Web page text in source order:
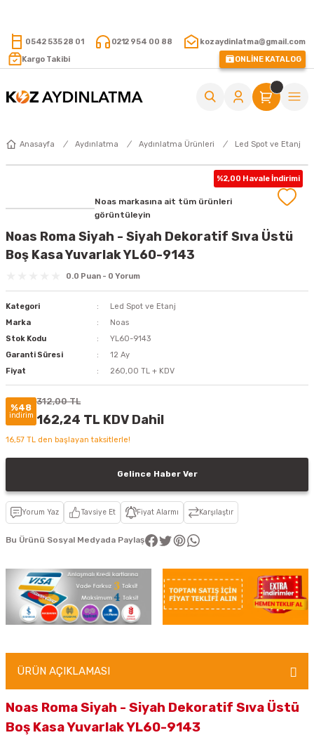
0542 535 28 01 0212 954 00 88
kozaydinlatma@gmail.com
Kargo Takibi
ONLİNE KATALOG
Anasayfa Aydınlatma Aydınlatma Ürünleri Led Spot ve Etanj
%2,00 Havale İndirimi
Noas markasına ait tüm ürünleri
görüntüleyin
Noas Roma Siyah - Siyah Dekoratif Sıva Üstü
Boş Kasa Yuvarlak YL60-9143
0.0 Puan - 0 Yorum
Kategori
Led Spot ve Etanj
Marka
Noas
Stok Kodu
YL60-9143
Garanti Süresi
12 Ay
Fiyat
260,00 TL + KDV
%48
indirim
312,00 TL
162,24 TL KDV Dahil
16,57 TL den başlayan taksitlerle!
Gelince Haber Ver
Yorum Yaz Tavsiye Et Fiyat Alarmı Karşılaştır
Bu Ürünü Sosyal Medyada Paylaş
ÜRÜN AÇIKLAMASI
Noas Roma Siyah - Siyah Dekoratif Sıva Üstü
Boş Kasa Yuvarlak YL60-9143